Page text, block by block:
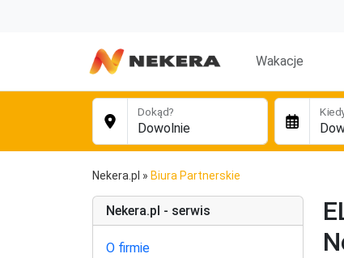
Wakacje
Dokąd?
Nekera.pl » Biura Partnerskie
Nekera.pl - serwis
O firmie